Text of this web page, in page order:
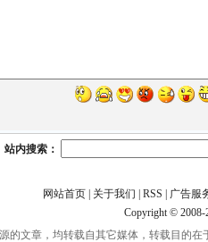
站内搜索：
网站首页| 关于我们 RSS
广告服
Copyright ©
的文章，均转载自其它媒体，转载目的